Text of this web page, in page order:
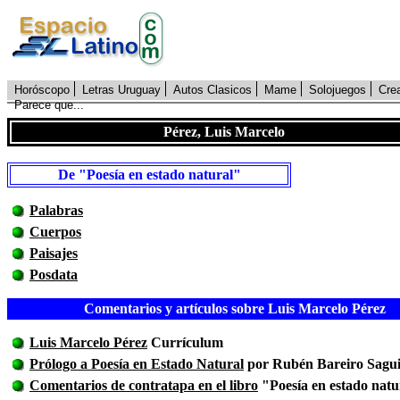
Horóscopo Letras Uruguay Autos Clasicos Mame Solojuegos
Parece que...
Pérez, Luis Marcelo
De "Poesía en estado natural"
Palabras
Cuerpos
Paisajes
Posdata
Comentarios y artículos sobre Luis Marcelo Pérez
Luis Marcelo Pérez Currículum
Prólogo a Poesía en Estado Natural por Rubén Bareiro
Comentarios de contratapa en el libro "Poesía en estado